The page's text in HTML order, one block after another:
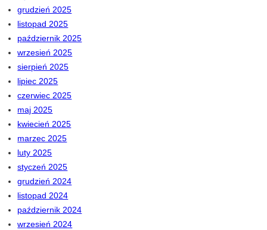
grudzień 2025
listopad 2025
październik 2025
wrzesień 2025
sierpień 2025
lipiec 2025
czerwiec 2025
maj 2025
kwiecień 2025
marzec 2025
luty 2025
styczeń 2025
grudzień 2024
listopad 2024
październik 2024
wrzesień 2024